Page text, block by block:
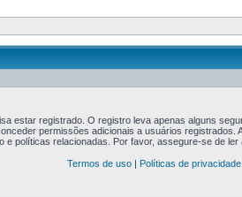
estar registrado. O registro leva apenas alguns
permissões adicionais a usuários registrados.
e políticas relacionadas. Por favor, assegure-se de
Termos de uso | Políticas de privacidade